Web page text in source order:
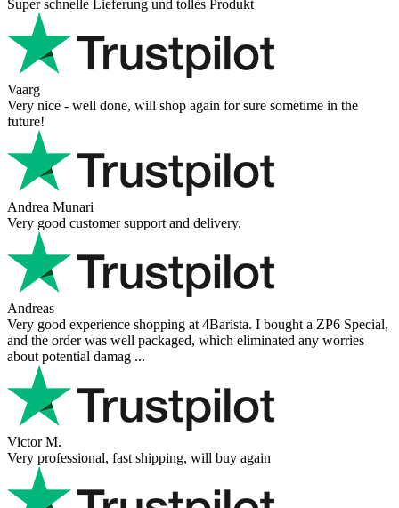
Super schnelle Lieferung und tolles Produkt
Vaarg
Very nice - well done, will shop again for sure sometime in the
future!
Andrea Munari
Very good customer support and delivery.
Andreas
Very good experience shopping at 4Barista. I bought a ZP6 Special,
and the order was well packaged, which eliminated any worries
about potential damag ...
Victor M.
Very professional, fast shipping, will buy again